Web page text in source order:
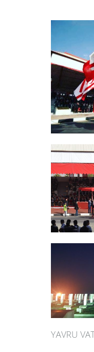
YAVRU